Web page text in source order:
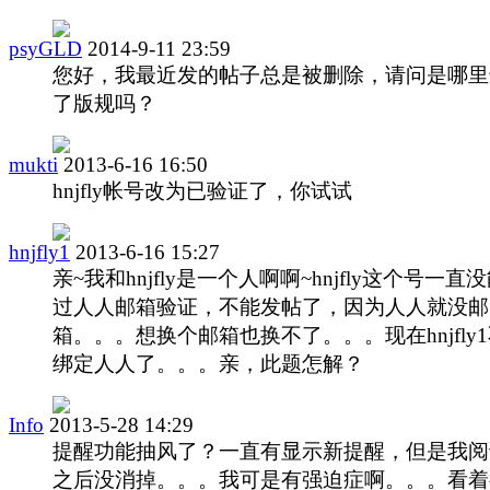
psyGLD 2014-9-11 23:59
您好，我最近发的帖子总是被删除，请问是哪
了版规吗？
mukti 2013-6-16 16:50
hnjfly帐号改为已验证了，你试试
hnjfly1 2013-6-16 15:27
亲~我和hnjfly是一个人啊啊~hnjfly这个号一直
过人人邮箱验证，不能发帖了，因为人人就没邮
箱。。。想换个邮箱也换不了。。。现在
绑定人人了。。。亲，此题怎解？
Info 2013-5-28 14:29
提醒功能抽风了？一直有显示新提醒，但是我
之后没消掉。。。我可是有强迫症啊。。。看